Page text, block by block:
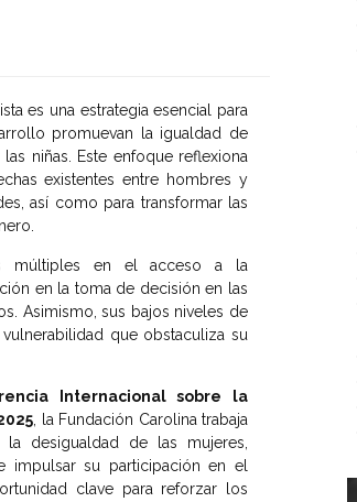
es una estrategia esencial para
promuevan la igualdad de
niñas. Este enfoque reflexiona
existentes entre hombres y
así como para transformar las
múltiples en el acceso a la
en la toma de decisión en las
Asimismo, sus bajos niveles de
que obstaculiza su
Internacional sobre la
, la Fundación Carolina trabaja
desigualdad de las mujeres,
impulsar su participación en el
clave para reforzar los